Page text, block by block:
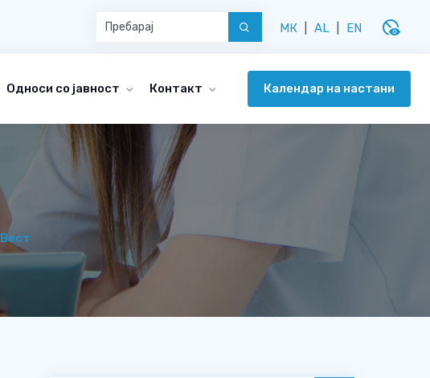
МК AL EN disabled_visible
Односи со јавност Контакт Календар на настани
Вест